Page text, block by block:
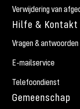
Verwijdering van
Hilfe & Kontakt
Vragen & antwoorden
E-mailservice
Telefoondienst
Gemeenschap